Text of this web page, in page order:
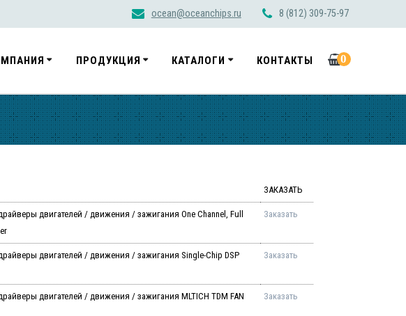
ocean@oceanchips.ru 8 (812) 309-75-97
ПРОДУКЦИЯ КАТАЛОГИ КОНТАКТЫ 0
ЗАКАЗАТЬ
двигателей / движения / зажигания One Channel, Full
Заказать
двигателей / движения / зажигания Single-Chip DSP
Заказать
двигателей / движения / зажигания MLTICH TDM FAN
Заказать